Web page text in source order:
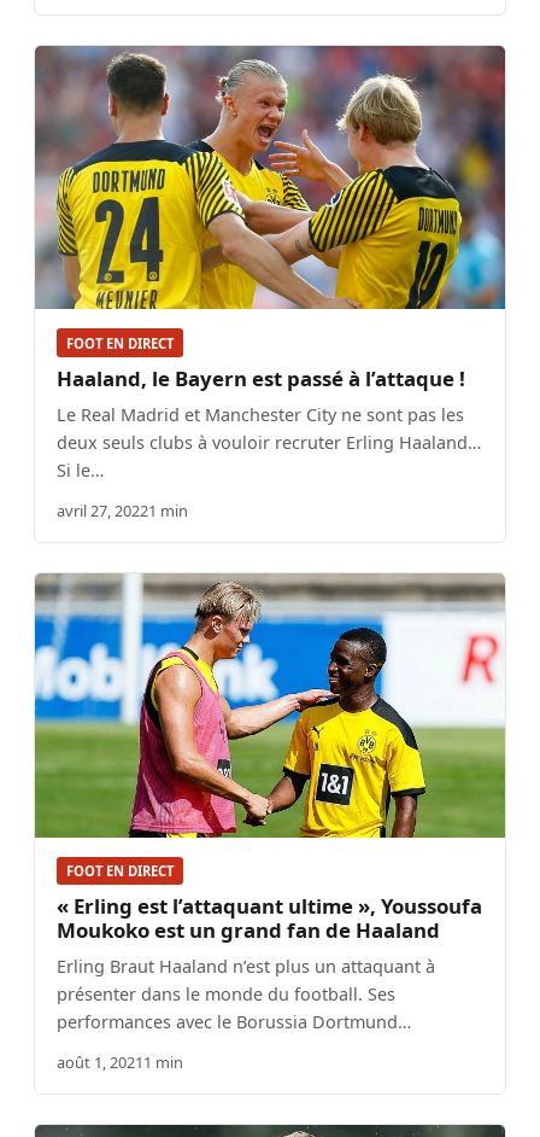
FOOT EN DIRECT
Haaland, le Bayern est passé à l’attaque !
Le Real Madrid et Manchester City ne sont pas les
deux seuls clubs à vouloir recruter Erling Haaland…
Si le…
avril 27, 20221 min
FOOT EN DIRECT
« Erling est l’attaquant ultime », Youssoufa
Moukoko est un grand fan de Haaland
Erling Braut Haaland n’est plus un attaquant à
présenter dans le monde du football. Ses
performances avec le Borussia Dortmund…
août 1, 20211 min